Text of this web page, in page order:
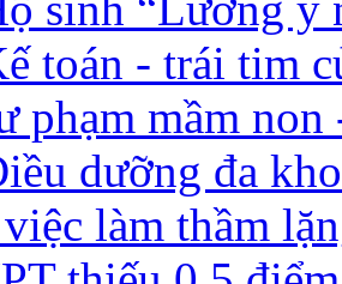
toán - trái tim
phạm mầm
dưỡng đa
làm thầm